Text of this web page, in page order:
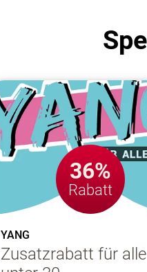
36%
Rabatt
YANG
Zusatzrabatt für alle